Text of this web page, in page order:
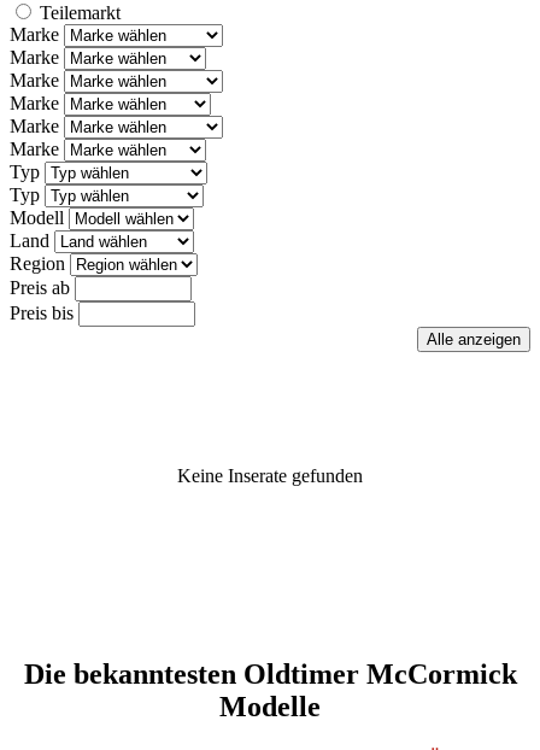
Teilemarkt
Marke
Marke
Marke
Marke
Marke
Marke
Typ
Typ
Modell
Land
Region
Preis ab
Preis bis
Keine Inserate gefunden
Die bekanntesten Oldtimer McCormick
Modelle